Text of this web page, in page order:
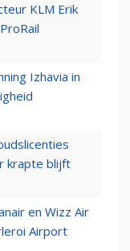
KLM Erik
Izhavia in
krapte blijft
en Wizz Air
Airport